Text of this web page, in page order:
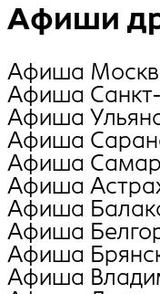
Афиши
Афиша
Афиша
Афиша
Афиша
Афиша
Афиша
Афиша
Афиша
Афиша
Афиша